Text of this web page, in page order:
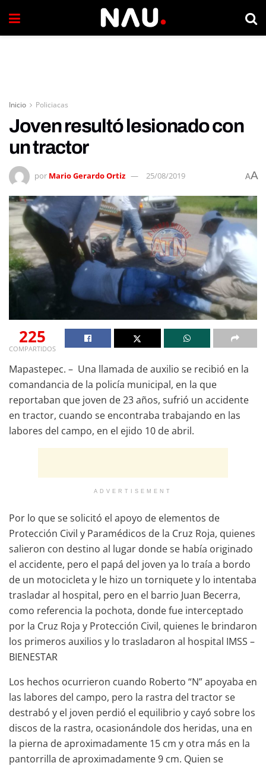
Inicio Policiacas
Joven resultó lesionado con
un tractor
por Mario Gerardo Ortiz 25/08/2019 AA
225
COMPARTIDOS
Mapastepec. – Una llamada de auxilio se recibió en la
comandancia de la policía municipal, en la que
reportaban que joven de 23 años, sufrió un accidente
en tractor, cuando se encontraba trabajando en las
labores del campo, en el ejido 10 de abril.
ADVERTISEMENT
Por lo que se solicitó el apoyo de elementos de
Protección Civil y Paramédicos de la Cruz Roja, quienes
salieron con destino al lugar donde se había originado
el accidente, pero el papá del joven ya lo traía a bordo
de un motocicleta y le hizo un torniquete y lo intentaba
trasladar al hospital, pero en el barrio Juan Becerra,
como referencia la pochota, donde fue interceptado
por la Cruz Roja y Protección Civil, quienes le brindaron
los primeros auxilios y lo trasladaron al hospital IMSS –
BIENESTAR
Los hechos ocurrieron cuando Roberto “N” apoyaba en
las labores del campo, pero la rastra del tractor se
destrabó y el joven perdió el equilibrio y cayó sobre los
discos de la rastra, ocasionándole dos heridas, una en
la pierna de aproximadamente 15 cm y otra más en la
pantorrilla de aproximadamente 9 cm. Quien se